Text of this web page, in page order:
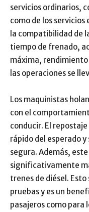
servicios ordinarios,
como de los servicios
la compatibilidad de
tiempo de frenado,
máxima,
las operaciones se
Los maquinistas
con el
conducir. El
rápido del esperado
segura. Además,
significativamente
trenes de diésel.
pruebas y es un
pasajeros como para